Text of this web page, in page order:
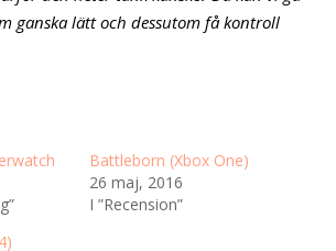
ganska lätt och dessutom få kontroll
Battleborn (Xbox One)
26 maj, 2016
I ”Recension”